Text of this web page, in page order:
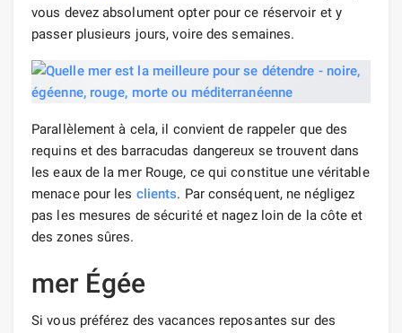
vous devez absolument opter pour ce réservoir et y
passer plusieurs jours, voire des semaines.
Parallèlement à cela, il convient de rappeler que des
requins et des barracudas dangereux se trouvent dans
les eaux de la mer Rouge, ce qui constitue une véritable
menace pour les clients. Par conséquent, ne négligez
pas les mesures de sécurité et nagez loin de la côte et
des zones sûres.
mer Égée
Si vous préférez des vacances reposantes sur des